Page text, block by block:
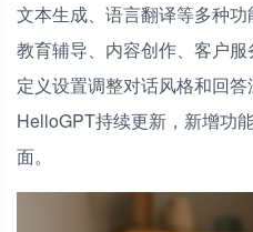
文本生成、语言翻译等多种
教育辅导、内容创作、客户
定义设置调整对话风格和回
HelloGPT持续更新，新增功
面。